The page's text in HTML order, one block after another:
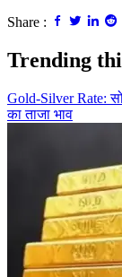
Share :
Trending
Gold-Silver Rate:
का ताजा भाव